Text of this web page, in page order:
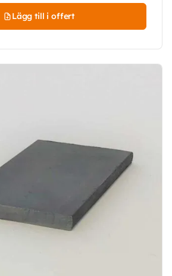
Lägg till i offert